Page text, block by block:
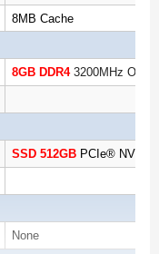
8MB Cache
8GB DDR43200MHz
SSD 512GB PCIe®
None